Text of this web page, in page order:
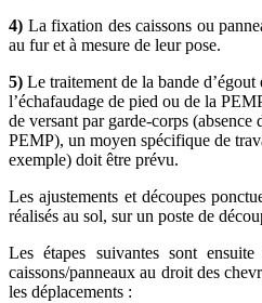
4) La fixation des caissons ou
au fur et à mesure de leur pose.
5) Le traitement de la bande
l’échafaudage de pied ou de la
de versant par garde-corps (absence
PEMP), un moyen spécifique de
exemple) doit être prévu.
Les ajustements et découpes
réalisés au sol, sur un poste de
Les étapes suivantes sont
caissons/panneaux au droit des
les déplacements :